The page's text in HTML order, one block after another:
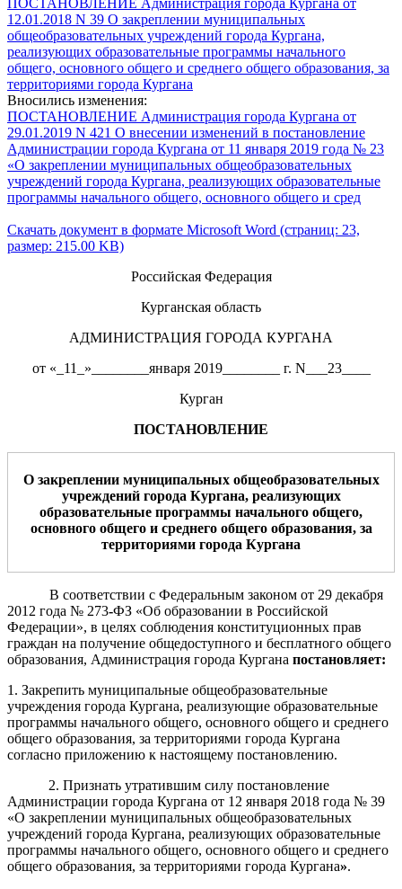
12.01.2018 N 39 О закреплении муниципальных
общеобразовательных учреждений города Кургана,
реализующих образовательные программы начального
общего, основного общего и среднего общего образования, за
территориями города Кургана
Вносились изменения:
ПОСТАНОВЛЕНИЕ Администрация города Кургана от
29.01.2019 N 421 О внесении изменений в постановление
Администрации города Кургана от 11 января 2019 года № 23
«О закреплении муниципальных общеобразовательных
учреждений города Кургана, реализующих образовательные
программы начального общего, основного общего и сред
Скачать документ в формате Microsoft Word (страниц: 23,
размер: 215.00 KB)
Российская Федерация
Курганская область
АДМИНИСТРАЦИЯ ГОРОДА КУРГАНА
от «_11_»________января 2019________ г. N___23____
Курган
ПОСТАНОВЛЕНИЕ
О закреплении муниципальных общеобразовательных
учреждений города Кургана, реализующих
образовательные программы начального общего,
основного общего и среднего общего образования, за
территориями города Кургана
В соответствии с Федеральным законом от 29 декабря
2012 года № 273-ФЗ «Об образовании в Российской
Федерации», в целях соблюдения конституционных прав
граждан на получение общедоступного и бесплатного общего
образования, Администрация города Кургана постановляет:
1. Закрепить муниципальные общеобразовательные
учреждения города Кургана, реализующие образовательные
программы начального общего, основного общего и среднего
общего образования, за территориями города Кургана
согласно приложению к настоящему постановлению.
2. Признать утратившим силу постановление
Администрации города Кургана от 12 января 2018 года № 39
«О закреплении муниципальных общеобразовательных
учреждений города Кургана, реализующих образовательные
программы начального общего, основного общего и среднего
общего образования, за территориями города Кургана».